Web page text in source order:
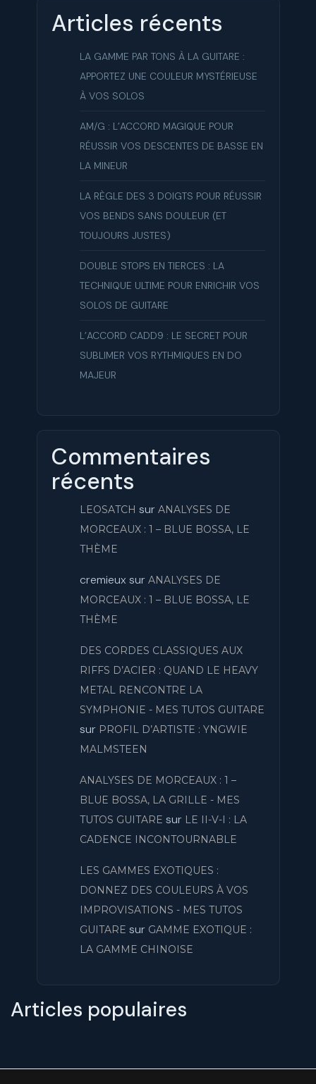
Articles récents
LA GAMME PAR TONS À LA GUITARE :
APPORTEZ UNE COULEUR MYSTÉRIEUSE
À VOS SOLOS
AM/G : L’ACCORD MAGIQUE POUR
RÉUSSIR VOS DESCENTES DE BASSE EN
LA MINEUR
LA RÈGLE DES 3 DOIGTS POUR RÉUSSIR
VOS BENDS SANS DOULEUR (ET
TOUJOURS JUSTES)
DOUBLE STOPS EN TIERCES : LA
TECHNIQUE ULTIME POUR ENRICHIR VOS
SOLOS DE GUITARE
L’ACCORD CADD9 : LE SECRET POUR
SUBLIMER VOS RYTHMIQUES EN DO
MAJEUR
Commentaires
récents
LEOSATCH sur ANALYSES DE
MORCEAUX : 1 – BLUE BOSSA, LE
THÈME
cremieux sur ANALYSES DE
MORCEAUX : 1 – BLUE BOSSA, LE
THÈME
DES CORDES CLASSIQUES AUX
RIFFS D’ACIER : QUAND LE HEAVY
METAL RENCONTRE LA
SYMPHONIE - MES TUTOS GUITARE
sur PROFIL D’ARTISTE : YNGWIE
MALMSTEEN
ANALYSES DE MORCEAUX : 1 –
BLUE BOSSA, LA GRILLE - MES
TUTOS GUITARE sur LE II-V-I : LA
CADENCE INCONTOURNABLE
LES GAMMES EXOTIQUES :
DONNEZ DES COULEURS À VOS
IMPROVISATIONS - MES TUTOS
GUITARE sur GAMME EXOTIQUE :
LA GAMME CHINOISE
Articles populaires